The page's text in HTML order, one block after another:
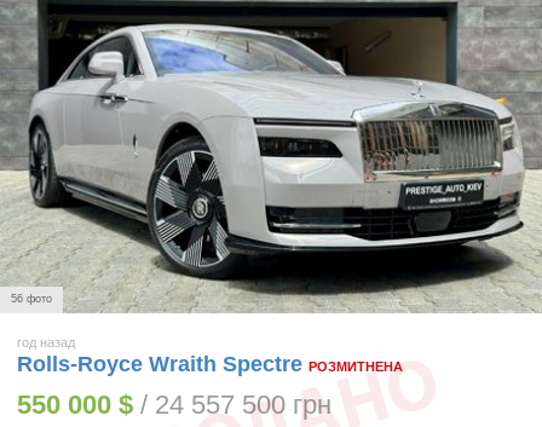
56 фото
год назад
Rolls-Royce Wraith Spectre РОЗМИТНЕНА
550 000 $ / 24 557 500 грн